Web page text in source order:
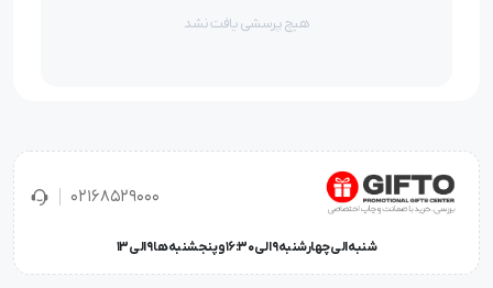
هیچ پرسشی یافت نشد
02168529000
شنبه الی چهارشنبه 9 الی 16:30 و پنجشنبه ها 9 الی 13